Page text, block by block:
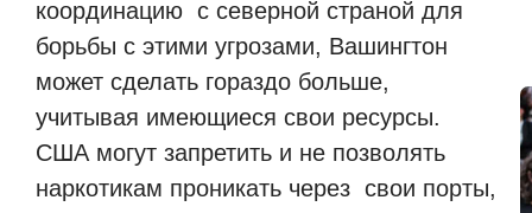
координацию с северной страной для
борьбы с этими угрозами, Вашингтон
может сделать гораздо больше,
учитывая имеющиеся свои ресурсы.
США могут запретить и не позволять
наркотикам проникать через свои порты,